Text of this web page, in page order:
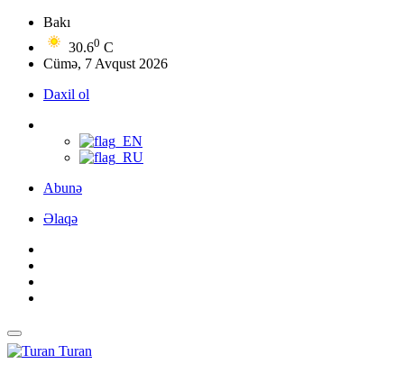
Bakı
30.60 C
Cümə, 7 Avqust 2026
Daxil ol
Abunə
Əlaqə
Turan